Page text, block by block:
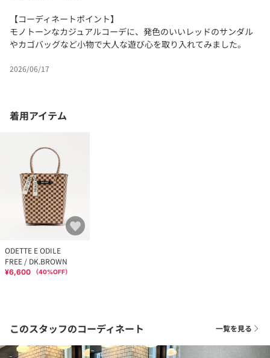
【コーディネートポイント】
モノトーンなカジュアルコーデに、発色のいいレッドのサンダル
やカゴバッグなど小物で大人な遊び心を取り入れてみました。
2026/06/17
着用アイテム
ODETTE E ODILE
FREE / DK.BROWN
¥6,600 （40%OFF）
このスタッフのコーディネート 一覧を見る